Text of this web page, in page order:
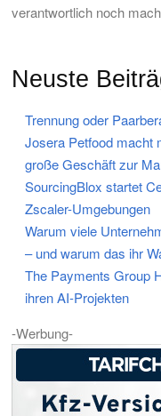
verantwortlich noch
Neuste
Trennung oder
Josera Petfood macht
große Geschäft zur
SourcingBlox startet
Zscaler-Umgebungen
Warum viele
– und warum das ihr
The Payments Group
ihren AI-Projekten
-Werbung-